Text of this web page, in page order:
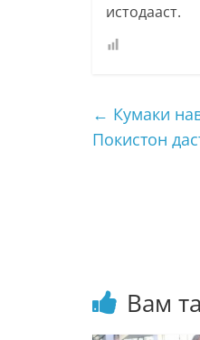
истодааст.
← Кумаки
Покистон
Вам